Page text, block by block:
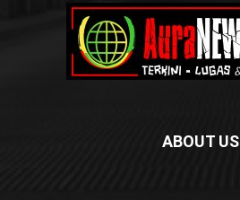
ABOUT US